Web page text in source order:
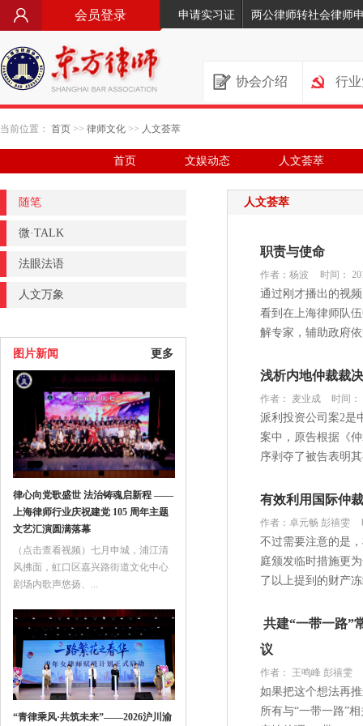
会员登录 申请实习证 两公律师转社会律师
协会介绍 行
当前位置： 首页 >> 律师文化 >> 人文荟萃
首页 文娱动态 人文荟萃
随笔
微·TALK
法眼法语
人文万象
更多
图片新闻
律心向党歌盛世 法治铸魂启新程 ——
上海律师行业庆祝建党 105 周年主题
文艺汇演圆满落幕
（点击查看视频）七月申城，浦江清
风拂面，虹口区嘉兴路街道文化中心
剧场内歌声悠扬、...
“青律乘风·共筑未来”——2026沪川渝
人文荟萃
职责与使命
作者：杨波 时间：
通过刚才播出的视
看到在上海律师队
解专家，辅助政府
浅析内地仲裁裁
作者： 麦业成 时间：
派利投资公司案2是
案中，原告根据《
序剥夺了被告表明
有效利用国际仲
作者：卓元畅 彭禧雯
不过需要注意的是
庭颁发临时措施更
了以上提到的财产
共建“一带一路”
议
作者： 王鸣峰 彭禧雯
如果把这个想法再
所有与“一带一路”